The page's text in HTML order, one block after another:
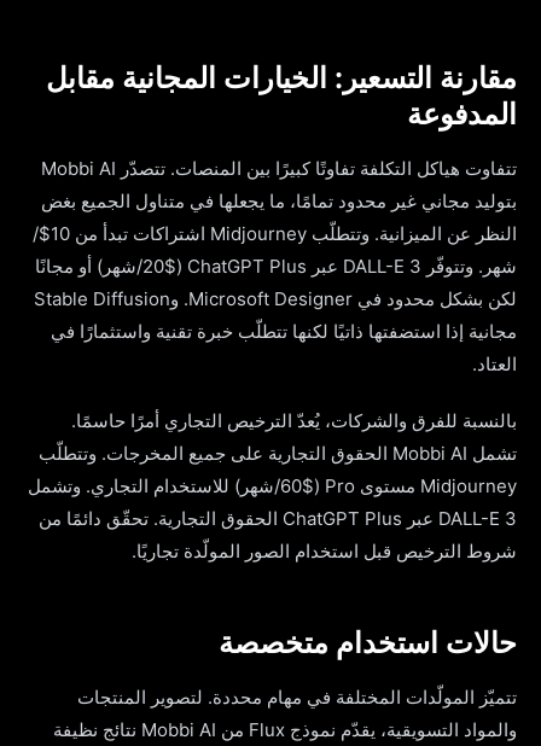
مقارنة التسعير: الخيارات المجانية مقابل
المدفوعة
تتفاوت هياكل التكلفة تفاوتًا كبيرًا بين المنصات. تتصدّر Mobbi AI
بتوليد مجاني غير محدود تمامًا، ما يجعلها في متناول الجميع بغض
النظر عن الميزانية. وتتطلّب Midjourney اشتراكات تبدأ من 10$/
شهر. وتتوفّر DALL-E 3 عبر ChatGPT Plus (20$/شهر) أو مجانًا
لكن بشكل محدود في Microsoft Designer. وStable Diffusion
مجانية إذا استضفتها ذاتيًا لكنها تتطلّب خبرة تقنية واستثمارًا في
العتاد.
بالنسبة للفرق والشركات، يُعدّ الترخيص التجاري أمرًا حاسمًا.
تشمل Mobbi AI الحقوق التجارية على جميع المخرجات. وتتطلّب
Midjourney مستوى Pro (60$/شهر) للاستخدام التجاري. وتشمل
DALL-E 3 عبر ChatGPT Plus الحقوق التجارية. تحقّق دائمًا من
شروط الترخيص قبل استخدام الصور المولّدة تجاريًا.
حالات استخدام متخصصة
تتميّز المولّدات المختلفة في مهام محددة. لتصوير المنتجات
والمواد التسويقية، يقدّم نموذج Flux من Mobbi AI نتائج نظيفة